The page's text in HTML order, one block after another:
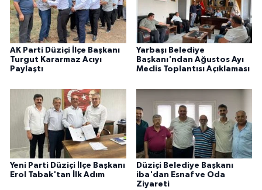
AK Parti Düziçi İlçe Başkanı
Turgut Kararmaz Acıyı
Paylaştı
Yarbaşı Belediye
Başkanı'ndan Ağustos Ayı
Meclis Toplantısı Açıklaması
Yeni Parti Düziçi İlçe Başkanı
Erol Tabak'tan İlk Adım
Düziçi Belediye Başkanı
iba'dan Esnaf ve Oda
Ziyareti